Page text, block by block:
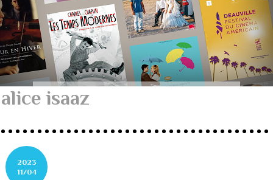
alice isaaz
2023
11/04